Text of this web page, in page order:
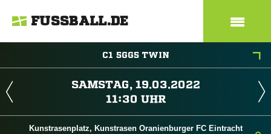
FUSSBALL.DE
C1 5GG5 TWIN
 
 
Kunstrasenplatz, Kunstrasen Oranienburger FC Eintracht